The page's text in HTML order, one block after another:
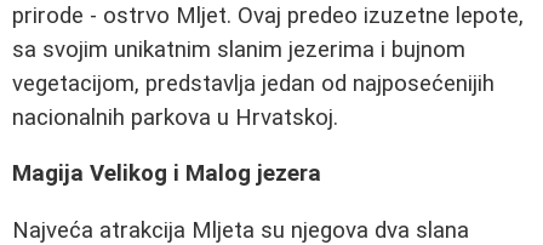
prirode - ostrvo Mljet. Ovaj predeo izuzetne lepote,
sa svojim unikatnim slanim jezerima i bujnom
vegetacijom, predstavlja jedan od najposećenijih
nacionalnih parkova u Hrvatskoj.
Magija Velikog i Malog jezera
Najveća atrakcija Mljeta su njegova dva slana